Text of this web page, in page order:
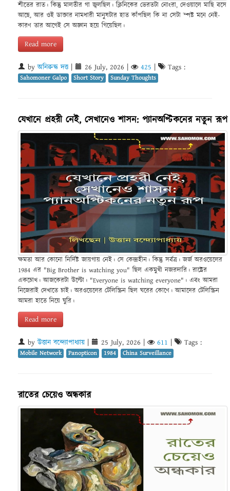
শীতের রাত। কিন্তু মালতীর গা জ্বলছিল। ক্লিনিকের ভেরতটা নোংরা, দেওয়ালে মাছি বসে
আছে, আর ওই ডাক্তার নামধারী মানুষটার হাত কাঁপছিল কি না সেটা স্পষ্ট মনে নেই-
কারণ তার আগেই সে অজ্ঞান হয়ে গিয়েছিল।
Read more
byঅনিরুদ্ধ দত্ত| 26 July, 2026 425 Tags :
Sahomoner Galpo Short Story Sunday Thoughts
যেখানে প্রহরী নেই, সেখানেও শাসন: প্যানঅপ্টিকনের নতুন রূপ
ক্ষমতা আর কোনো নির্দিষ্ট জায়গায় নেই। সে কেন্দ্রহীন। কিন্তু সর্বত্র। জর্জ অরওয়েলের
1984 এর "Big Brother is watching you" ছিল একমুখী নজরদারি। রাষ্ট্রের
একচোখ। আজকেরটা উল্টো। "Everyone is watching everyone"। এবং আমরা
নিজেরাই দেখাতে চাই। অরওয়েলের টেলিস্ক্রিন ছিল ঘরের কোণে। আমাদের টেলিস্ক্রিন
আমরা হাতে নিয়ে ঘুরি।
Read more
byউত্তান বন্দ্যোপাধ্যায় 25 July, 2026 611 Tags :
Mobile Network Panopticon 1984 China Surveillance
রাতের চেয়েও অন্ধকার